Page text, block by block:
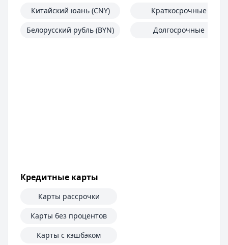
Китайский юань (CNY)
Белорусский рубль (BYN)
Краткосрочные
Долгосрочные
Кредитные карты
Карты рассрочки
Карты без процентов
Карты с кэшбэком